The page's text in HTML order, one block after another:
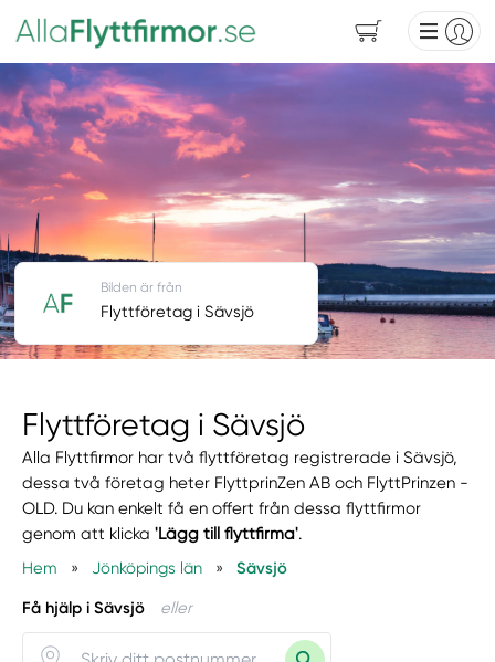
Flyttföretag i Sävsjö
Alla Flyttfirmor har två flyttföretag registrerade i Sävsjö,
dessa två företag heter FlyttprinZen AB och FlyttPrinzen -
OLD. Du kan enkelt få en offert från dessa flyttfirmor
genom att klicka'Lägg till flyttfirma'.
Hem
» Jönköpings län » Sävsjö
Få hjälp i Sävsjö eller
Bilden är från
Flyttföretag i Sävsjö